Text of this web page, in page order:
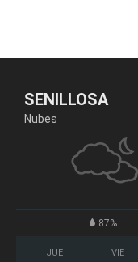
SENILLOSA
Nubes
87%
JUE VIE